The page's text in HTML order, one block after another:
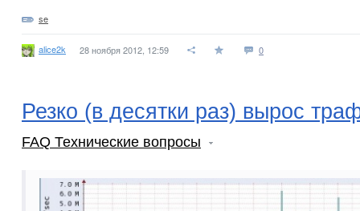
se
alice2k 28 ноября 2012, 12:59 0
Резко (в десятки раз) вырос
FAQ Технические вопросы